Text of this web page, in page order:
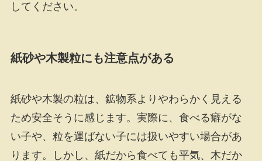
してください。
紙砂や木製粒にも注意点がある
紙砂や木製の粒は、鉱物系よりやわらかく見える
ため安全そうに感じます。実際に、食べる癖がな
い子や、粒を運ばない子には扱いやすい場合があ
ります。しかし、紙だから食べても平気、木だか